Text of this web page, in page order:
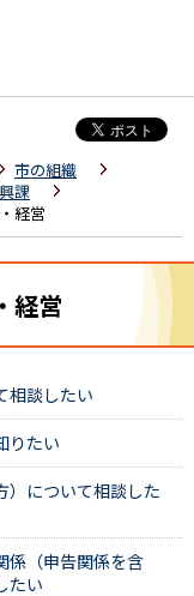
市の組織
課
経営
経営
相談したい
りたい
）について相談した
係（申告関係を含
たい